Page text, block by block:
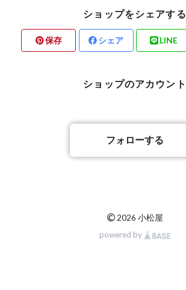
ショップをシェアする
保存 シェア LINE
ショップのアカウント
フォローする
© 2026 小松屋
powered by